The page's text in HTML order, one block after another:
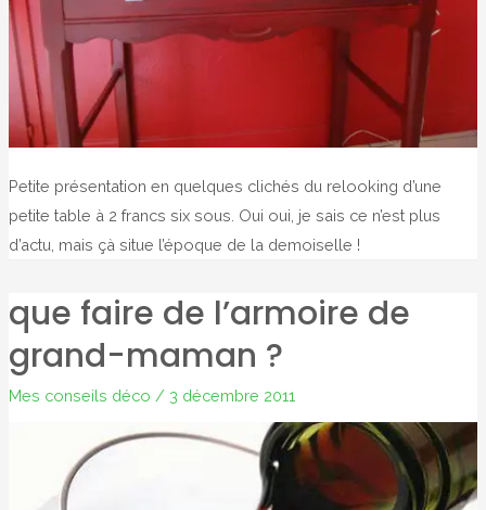
Petite présentation en quelques clichés du relooking d’une
petite table à 2 francs six sous. Oui oui, je sais ce n’est plus
d’actu, mais çà situe l’époque de la demoiselle !
que faire de l’armoire de
grand-maman ?
Mes conseils déco / 3 décembre 2011